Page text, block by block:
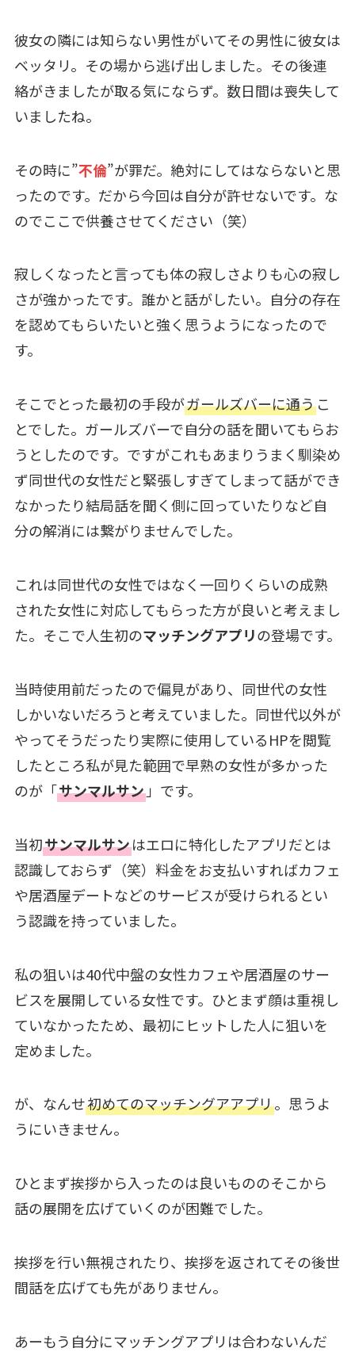
彼女の隣には知らない男性がいてその男性に彼女は
ベッタリ。その場から逃げ出しました。その後連
絡がきましたが取る気にならず。数日間は喪失して
いましたね。
その時に”不倫”が罪だ。絶対にしてはならないと思
ったのです。だから今回は自分が許せないです。な
のでここで供養させてください（笑）
寂しくなったと言っても体の寂しさよりも心の寂し
さが強かったです。誰かと話がしたい。自分の存在
を認めてもらいたいと強く思うようになったので
す。
そこでとった最初の手段がガールズバーに通うこ
とでした。ガールズバーで自分の話を聞いてもらお
うとしたのです。ですがこれもあまりうまく馴染め
ず同世代の女性だと緊張しすぎてしまって話ができ
なかったり結局話を聞く側に回っていたりなど自
分の解消には繋がりませんでした。
これは同世代の女性ではなく一回りくらいの成熟
された女性に対応してもらった方が良いと考えまし
た。そこで人生初のマッチングアプリの登場です。
当時使用前だったので偏見があり、同世代の女性
しかいないだろうと考えていました。同世代以外が
やってそうだったり実際に使用しているHPを閲覧
したところ私が見た範囲で早熟の女性が多かった
のが「サンマルサン」です。
当初サンマルサンはエロに特化したアプリだとは
認識しておらず（笑）料金をお支払いすればカフェ
や居酒屋デートなどのサービスが受けられるとい
う認識を持っていました。
私の狙いは40代中盤の女性カフェや居酒屋のサー
ビスを展開している女性です。ひとまず顔は重視し
ていなかったため、最初にヒットした人に狙いを
定めました。
が、なんせ初めてのマッチングアアプリ。思うよ
うにいきません。
ひとまず挨拶から入ったのは良いもののそこから
話の展開を広げていくのが困難でした。
挨拶を行い無視されたり、挨拶を返されてその後世
間話を広げても先がありません。
あーもう自分にマッチングアプリは合わないんだ